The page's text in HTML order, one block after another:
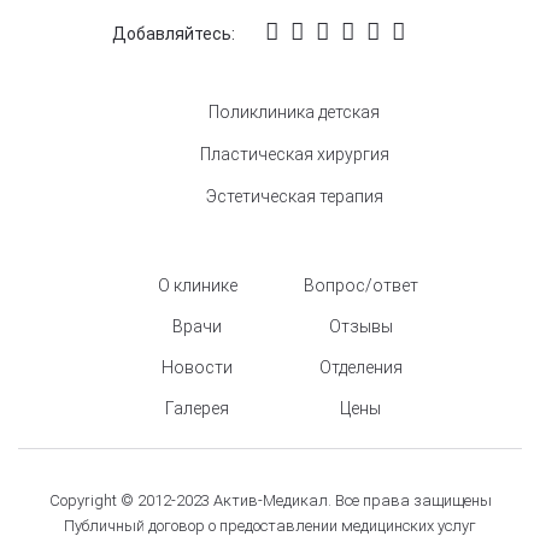
Добавляйтесь:
Поликлиника детская
Пластическая хирургия
Эстетическая терапия
О клинике
Врачи
Новости
Галерея
Вопрос/ответ
Отзывы
Отделения
Цены
Copyright © 2012-2023 Актив-Медикал. Все права защищены
Публичный договор о предоставлении медицинских услуг